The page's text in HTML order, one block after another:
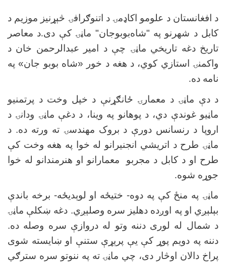
د افغانستان د علومو اکاډمۍ د اتنوګرافۍ څېړنیز موزیم د
کابل د شهرنو په "شاه‌بوبوجان" ماڼۍ کې دی.د معاصر
تاریخ دغه تاریخي ماڼۍ چې د امیر عبدالرحمن خان د
واکمنۍ استازي کوي، د هغه د خور «شاه بوبو جان» په
نامه ده.
د دې ماڼۍ د معمارۍ ځانګړنې د خپل وخت د پرتمنیو
ماڼیو غوندې دي، د پوهانو په وینا، د دغې ماڼۍ ودانۍ د
اروپا د رنسانس دورې د بروک مهندسۍ ته ورته ده. د
ماڼۍ طرح د اتریشي انجنیرانو له خوا په هغه وخت کې
طرح او د کابل د مجربو معمارانو او هنرمندانو له خوا
جوړه شوه.
ماڼۍ په منځ کې په دوه- ختیځه او لوېدیځه- برخه باندې
بېلېږي او په اوږده دهلیز سره وصلېږي. دغه ښکلې ماڼۍ
د شمال له لوری دننه وتو له دروازې سره وصله ده.
دننه په دویم پوړ کې یې پرېړې ستنې او ښایسته شوی
پراخ دالان اوڅار دی، چې ماڼۍ ته په ننوتو سره سترګې